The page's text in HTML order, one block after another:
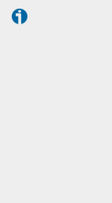
Tiktok